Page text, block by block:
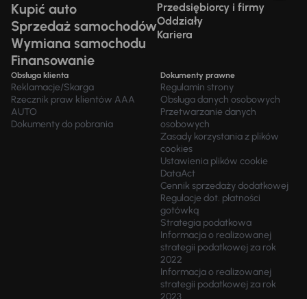
Kupić auto
Sprzedaż samochodów
Wymiana samochodu
Finansowanie
Przedsiębiorcy i firmy
Oddziały
Kariera
Obsługa klienta
Reklamacje/Skarga
Rzecznik praw klientów AAA
AUTO
Dokumenty do pobrania
Dokumenty prawne
Regulamin strony
Obsługa danych osobowych
Przetwarzanie danych
osobowych
Zasady korzystania z plików
cookies
Ustawienia plików cookie
DataAct
Cennik sprzedaży dodatkowej
Regulacje dot. płatności
gotówką
Strategia podatkowa
Informacja o realizowanej
strategii podatkowej za rok
2022
Informacja o realizowanej
strategii podatkowej za rok
2023